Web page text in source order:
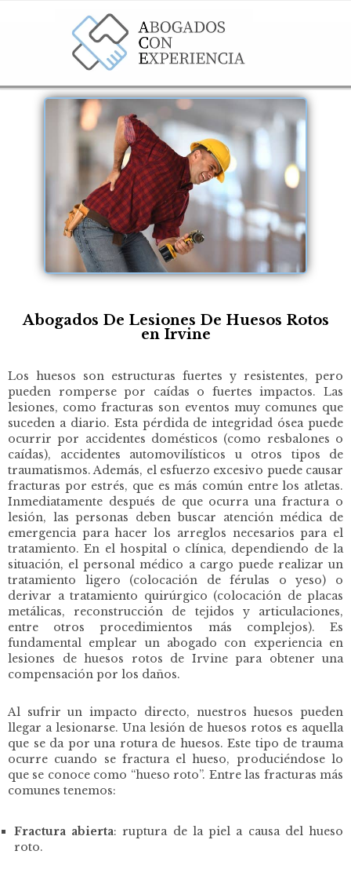
Abogados De Lesiones De Huesos Rotos
en Irvine
Los huesos son estructuras fuertes y resistentes, pero
pueden romperse por caídas o fuertes impactos. Las
lesiones, como fracturas son eventos muy comunes que
suceden a diario. Esta pérdida de integridad ósea puede
ocurrir por accidentes domésticos (como resbalones o
caídas), accidentes automovilísticos u otros tipos de
traumatismos. Además, el esfuerzo excesivo puede causar
fracturas por estrés, que es más común entre los atletas.
Inmediatamente después de que ocurra una fractura o
lesión, las personas deben buscar atención médica de
emergencia para hacer los arreglos necesarios para el
tratamiento. En el hospital o clínica, dependiendo de la
situación, el personal médico a cargo puede realizar un
tratamiento ligero (colocación de férulas o yeso) o
derivar a tratamiento quirúrgico (colocación de placas
metálicas, reconstrucción de tejidos y articulaciones,
entre otros procedimientos más complejos). Es
fundamental emplear un abogado con experiencia en
lesiones de huesos rotos de Irvine para obtener una
compensación por los daños.
Al sufrir un impacto directo, nuestros huesos pueden
llegar a lesionarse. Una lesión de huesos rotos es aquella
que se da por una rotura de huesos. Este tipo de trauma
ocurre cuando se fractura el hueso, produciéndose lo
que se conoce como “hueso roto”. Entre las fracturas más
comunes tenemos:
Fractura abierta: ruptura de la piel a causa del hueso
roto.